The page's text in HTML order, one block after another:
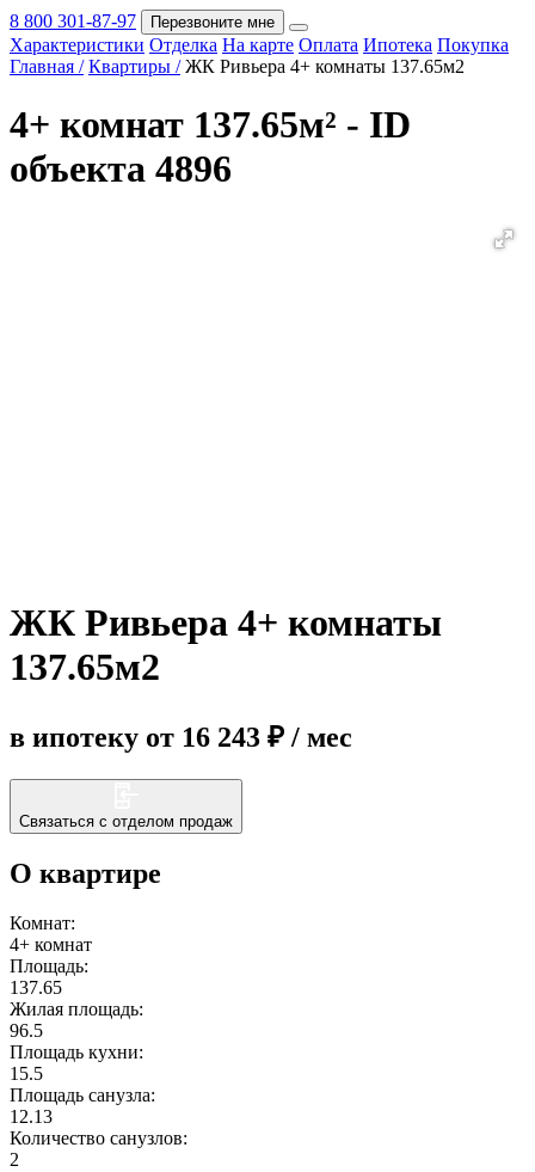
Покупка
мы в соцсетях
8 800 301-87-97 Перезвоните мне
Характеристики Отделка На карте Оплата Ипотека Покупка
Главная / Квартиры / ЖК Ривьера 4+ комнаты 137.65м2
4+ комнат 137.65м² - ID
объекта 4896
ЖК Ривьера 4+ комнаты
137.65м2
в ипотеку от 16 243 ₽ / мес
Связаться с отделом продаж
О квартире
Комнат:
4+ комнат
Площадь:
137.65
Жилая площадь:
96.5
Площадь кухни:
15.5
Площадь санузла:
12.13
Количество санузлов:
2